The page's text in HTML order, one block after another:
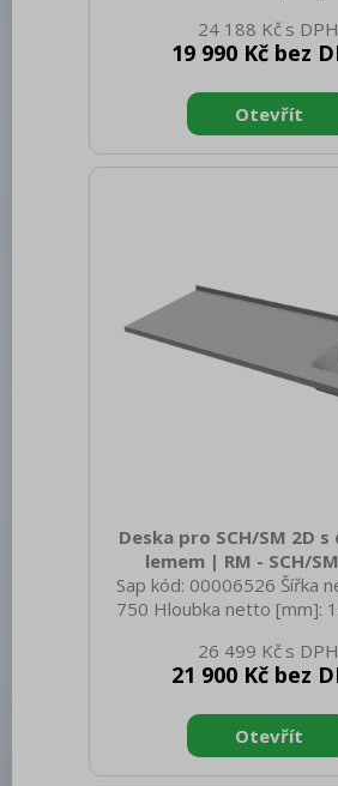
10.00 Šířka brutto [mm]:
brutto [mm]: 610 Výška
Hloubka GN zařízení
24 188 Kč
19 990 Kč bez
Deska pro SCH/SM 2D
lemem | RM - SCH/
Sap kód: 00006526 Šířka
750 Hloubka netto [mm]:
21.00 Šířka brutto [mm]:
brutto [mm]: 1480 Výška
Doplňující informace: Dřez-
Waschbecken
26 499 Kč
21 900 Kč bez